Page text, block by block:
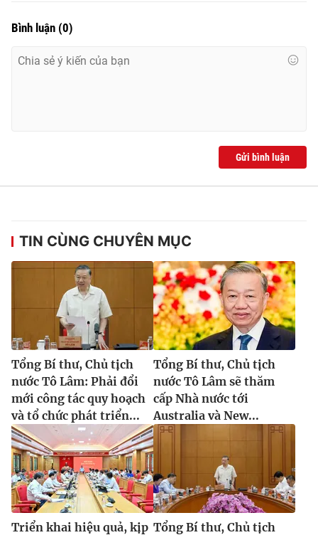
thuận bằng văn bản. Ghi rõ nguồn VTV.vn khi phát hành lại
Bình luận (0)
Gửi bình luận
TIN CÙNG CHUYÊN MỤC
Tổng Bí thư, Chủ tịch
nước Tô Lâm: Phải đổi
mới công tác quy hoạch
và tổ chức phát triển...
Tổng Bí thư, Chủ tịch
nước Tô Lâm sẽ thăm
cấp Nhà nước tới
Australia và New...
Triển khai hiệu quả, kịp Tổng Bí thư, Chủ tịch